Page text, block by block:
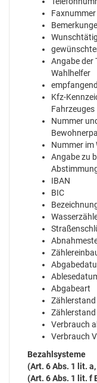
Faxnummer
Angabe der
Wahlhelfer
Kfz-
Fahrzeuges
Nummer
Nummer im
Angabe zu
IBAN
BIC
Abgabeart
Zählerstand
Zählerstand
Verbrauch
Verbrauch
Bezahlsysteme
(Art. 6 Abs. 1 lit.
(Art. 6 Abs. 1 lit. f